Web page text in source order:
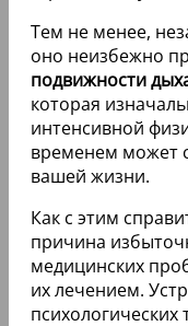
Тем не менее,
оно неизбежно
подвижности
которая
интенсивной
временем может
вашей жизни.
Как с этим
причина
медицинских
их лечением.
психологических